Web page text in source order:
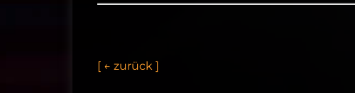
[ ← z u rück ]